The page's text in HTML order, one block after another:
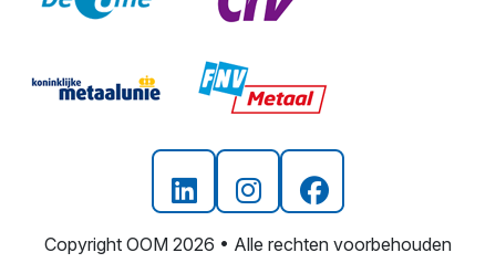
Copyright OOM 2026 • Alle rechten voorbehouden